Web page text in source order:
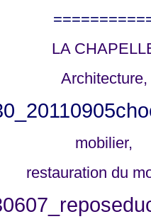
LA
Architecture,
mobilier,
restauration du